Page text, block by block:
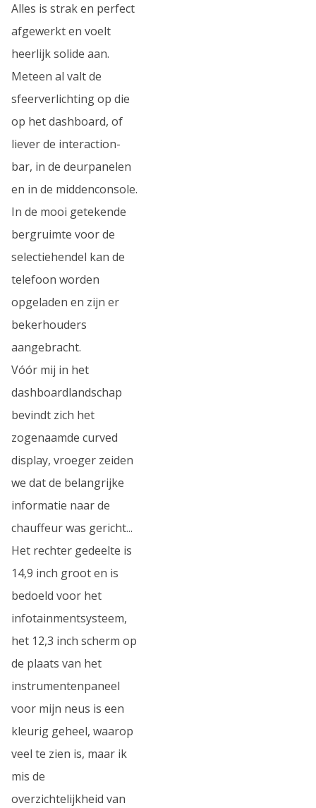
Alles is strak en perfect
afgewerkt en voelt
heerlijk solide aan.
Meteen al valt de
sfeerverlichting op die
op het dashboard, of
liever de interaction-
bar, in de deurpanelen
en in de middenconsole.
In de mooi getekende
bergruimte voor de
selectiehendel kan de
telefoon worden
opgeladen en zijn er
bekerhouders
aangebracht.
Vóór mij in het
dashboardlandschap
bevindt zich het
zogenaamde curved
display, vroeger zeiden
we dat de belangrijke
informatie naar de
chauffeur was gericht...
Het rechter gedeelte is
14,9 inch groot en is
bedoeld voor het
infotainmentsysteem,
het 12,3 inch scherm op
de plaats van het
instrumentenpaneel
voor mijn neus is een
kleurig geheel, waarop
veel te zien is, maar ik
mis de
overzichtelijkheid van